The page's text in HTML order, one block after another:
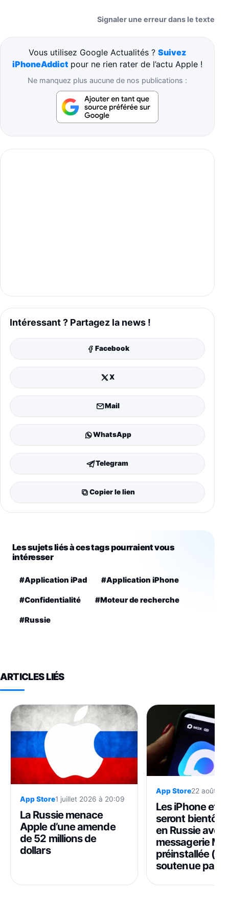
Signaler une erreur dans le texte
Vous utilisez Google Actualités ? Suivez
iPhoneAddict pour ne rien rater de l’actu Apple !
Ne manquez plus aucune de nos publications :
Intéressant ? Partagez la news !
Facebook
X
Mail
WhatsApp
Telegram
Copier le lien
Les sujets liés à ces tags pourraient vous
intéresser
#Application iPad #Application iPhone
#Confidentialité #Moteur de recherche
#Russie
ARTICLES LIÉS
App Store1 juillet 2026 à 20:09
La Russie menace
Apple d’une amende
de 52 millions de
dollars
App Store22 août
Les iPhone et
seront bientôt
en Russie avec
messagerie
préinstallée (et
soutenue par